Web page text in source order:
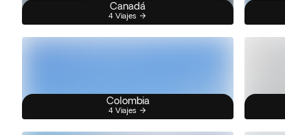
Canadá
4 Viajes
Colombia
4 Viajes